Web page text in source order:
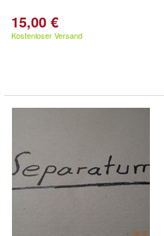
15,00 €
Kostenloser Versand